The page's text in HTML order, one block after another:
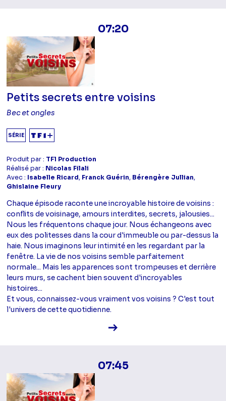
07:20
Petits secrets entre voisins
Bec et ongles
SÉRIE
Produit par : TF1 Production
Réalisé par : Nicolas Filali
Avec : Isabelle Ricard, Franck Guérin, Bérengère Jullian,
Ghislaine Fleury
Chaque épisode raconte une incroyable histoire de voisins :
conflits de voisinage, amours interdites, secrets, jalousies...
Nous les fréquentons chaque jour. Nous échangeons avec
eux des politesses dans la cour d'immeuble ou par-dessus la
haie. Nous imaginons leur intimité en les regardant par la
fenêtre. La vie de nos voisins semble parfaitement
normale... Mais les apparences sont trompeuses et derrière
leurs murs, se cachent bien souvent d'incroyables
histoires...
Et vous, connaissez-vous vraiment vos voisins ? C'est tout
l'univers de cette quotidienne.
Voir la fiche diffusion
07:45